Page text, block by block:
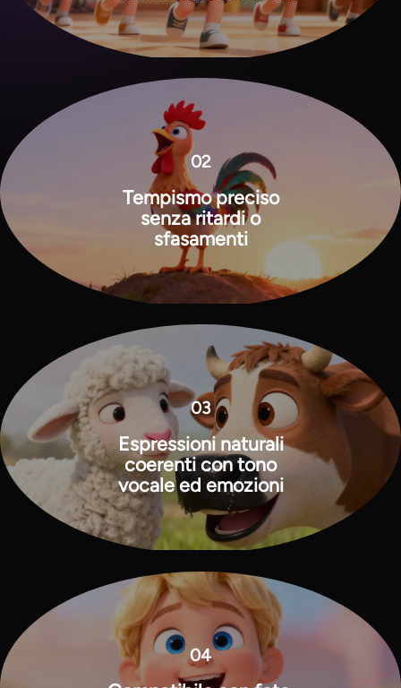
02
Tempismo preciso
senza ritardi o
sfasamenti
03
Espressioni naturali
coerenti con tono
vocale ed emozioni
04